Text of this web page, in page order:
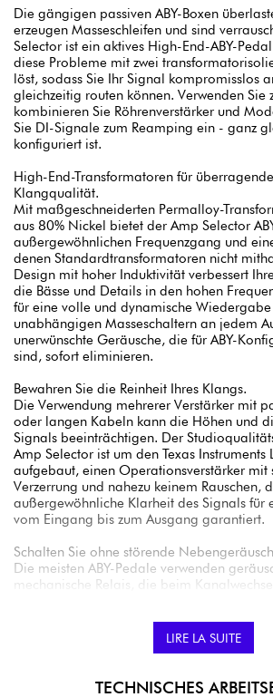
Die gängigen passiven ABY-Boxen
erzeugen Masseschleifen und sind
Selector ist ein aktives High-End-ABY-
diese Probleme mit zwei
löst, sodass Sie Ihr Signal kompromisslos
gleichzeitig routen können. Verwenden Sie
kombinieren Sie Röhrenverstärker und
Sie DI-Signale zum Reamping ein - ganz
konfiguriert ist.
High-End-Transformatoren für
Klangqualität.
Mit maßgeschneiderten Permalloy-
aus 80% Nickel bietet der Amp Selector
außergewöhnlichen Frequenzgang und
denen Standardtransformatoren nicht
Design mit hoher Induktivität verbessert
die Bässe und Details in den hohen
für eine volle und dynamische
unabhängigen Masseschaltern an jedem
unerwünschte Geräusche, die für ABY-
sind, sofort eliminieren.
Bewahren Sie die Reinheit Ihres Klangs.
Die Verwendung mehrerer Verstärker mit
oder langen Kabeln kann die Höhen und
Signals beeinträchtigen. Der
Amp Selector ist um den Texas
aufgebaut, einen Operationsverstärker mit
Verzerrung und nahezu keinem Rauschen,
außergewöhnliche Klarheit des Signals für
vom Eingang bis zum Ausgang garantiert.
Schalten Sie ohne störende
Die meisten ABY-Pedale verwenden
mechanische Relais, die beim
reibungslose und professionelle Übergänge.
Wenn Ihr Setup mit zwei Verstärkern hohl
LIRE LA SUITE
TECHNISCHES